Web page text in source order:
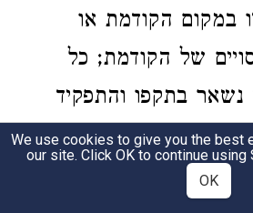
במקום הקודמת או
של הקודמת; כל
נשאר בתקפו והתפקיד
5:12
We use cookies to give you the best
our site. Click OK to continue using
OK